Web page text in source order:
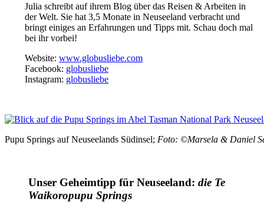
Julia schreibt auf ihrem Blog über das Reisen & Arbeiten in
der Welt. Sie hat 3,5 Monate in Neuseeland verbracht und
bringt einiges an Erfahrungen und Tipps mit. Schau doch mal
bei ihr vorbei!
Website: www.globusliebe.com
Facebook: globusliebe
Instagram: globusliebe
Pupu Springs auf Neuseelands Südinsel; Foto: ©Marsela & Daniel
Unser Geheimtipp für Neuseeland: die Te
Waikoropupu Springs